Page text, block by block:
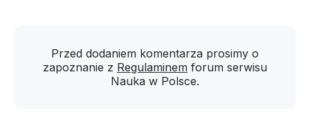
Przed dodaniem komentarza prosimy o
zapoznanie z Regulaminem forum serwisu
Nauka w Polsce.